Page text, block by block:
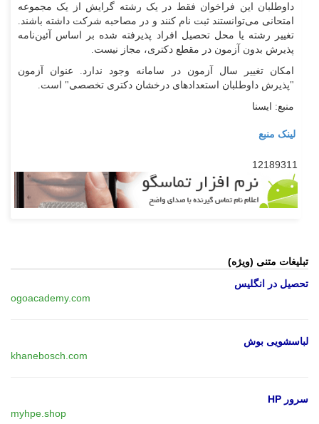
داوطلبان این فراخوان فقط در یک رشته گرایش از یک مجموعه
امتحانی می‌توانستند ثبت نام کنند و در مصاحبه شرکت داشته باشند.
تغییر رشته یا محل تحصیل افراد پذیرفته شده بر اساس آئین‌نامه
پذیرش بدون آزمون در مقطع دکتری، مجاز نیست.
امکان تغییر سال آزمون در سامانه وجود ندارد. عنوان آزمون
"پذیرش داوطلبان استعداد‌های درخشان دکتری تخصصی" است.
منبع: ایسنا
لینک منبع
12189311
تبلیغات متنی (ویژه)
تحصیل در انگلیس
ogoacademy.com
لباسشویی بوش
khanebosch.com
سرور HP
myhpe.shop